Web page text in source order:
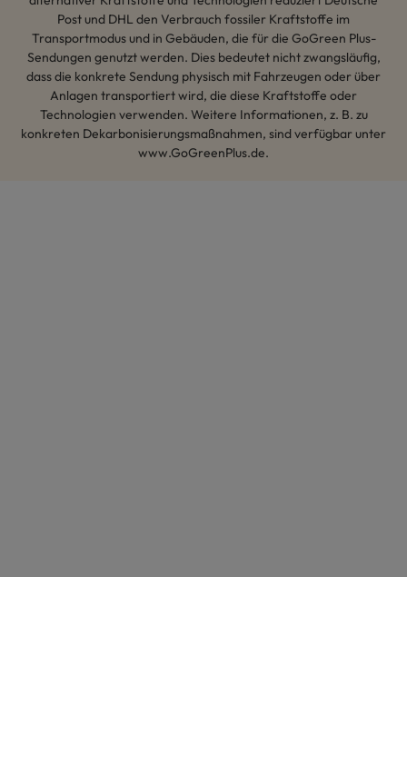
Post und DHL den Verbrauch fossiler Kraftstoffe im
Transportmodus und in Gebäuden, die für die GoGreen Plus-
Sendungen genutzt werden. Dies bedeutet nicht zwangsläufig,
dass die konkrete Sendung physisch mit Fahrzeugen oder über
Anlagen transportiert wird, die diese Kraftstoffe oder
Technologien verwenden. Weitere Informationen, z. B. zu
konkreten Dekarbonisierungsmaßnahmen, sind verfügbar unter
www.GoGreenPlus.de.